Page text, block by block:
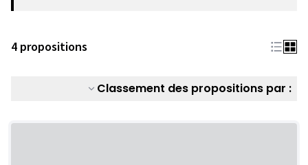
4 propositions
Classement des propositions par :